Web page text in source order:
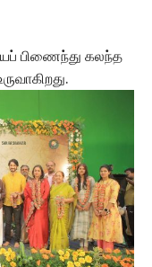
பிணைந்து கலந்த